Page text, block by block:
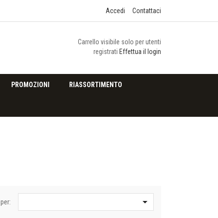
Accedi Contattaci
Carrello visibile solo per utenti
registrati Effettua il login
PROMOZIONI RIASSORTIMENTO
